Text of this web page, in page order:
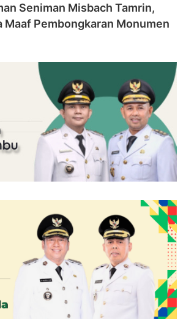
Seniman Misbach Tamrin,
Maaf Pembongkaran Monumen